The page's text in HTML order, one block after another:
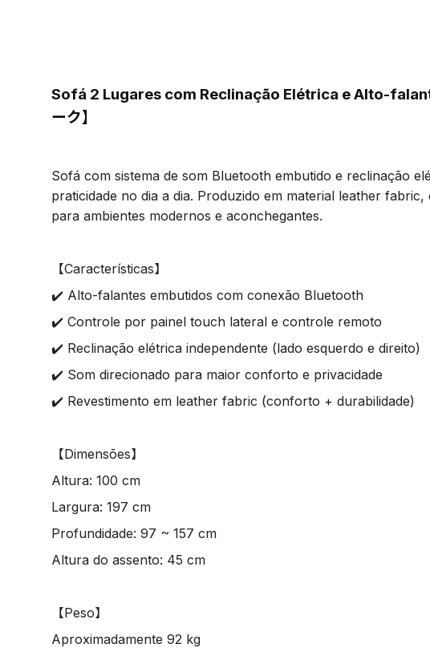
Sofá 2 Lugares com Reclinação Elétrica e Alto-
ーク】
Sofá com sistema de som Bluetooth embutido e reclinação
praticidade no dia a dia. Produzido em material leather
para ambientes modernos e aconchegantes.
【Características】
✔️ Alto-falantes embutidos com conexão Bluetooth
✔️ Controle por painel touch lateral e controle remoto
✔️ Reclinação elétrica independente (lado esquerdo e direito)
✔️ Som direcionado para maior conforto e privacidade
✔️ Revestimento em leather fabric (conforto + durabilidade)
【Dimensões】
Altura: 100 cm
Largura: 197 cm
Profundidade: 97 ~ 157 cm
Altura do assento: 45 cm
【Peso】
Aproximadamente 92 kg